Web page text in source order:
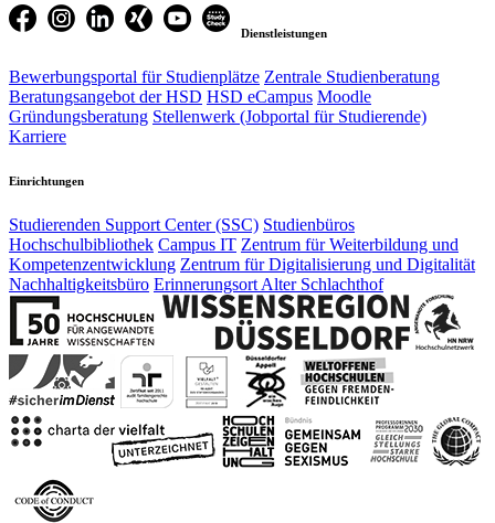
Dienstleistungen
Bewerbungsportal für Studienplätze Zentrale Studienberatung
Beratungsangebot der HSD HSD eCampus Moodle
Gründungsberatung Stellenwerk (Jobportal für Studierende)
Karriere
Einrichtungen
Studierenden Support Center (SSC) Studienbüros
Hochschulbibliothek Campus IT Zentrum für Weiterbildung und
Kompetenzentwicklung Zentrum für Digitalisierung und Digitalität
Nachhaltigkeitsbüro Erinnerungsort Alter Schlachthof